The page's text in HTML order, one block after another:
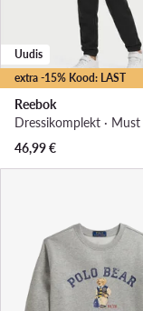
extra -15% Kood: LAST
Uudis
Reebok
Dressikomplekt · Must
46,99€